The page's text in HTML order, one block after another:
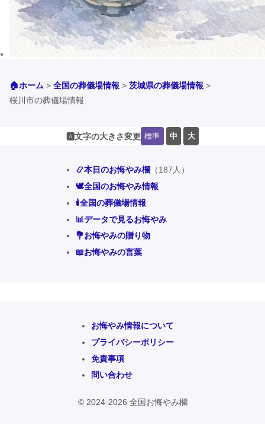
🏠ホーム > 全国の葬儀場情報 > 茨城県の葬儀場情報 >
桜川市の葬儀場情報
🅰️文字の大きさ変更 標準 中 大
📿本日のお悔やみ欄 （187人）
🕊️全国のお悔やみ情報
🕯️全国の葬儀場情報
📊データで見るお悔やみ
💐お悔やみの贈り物
📖お悔やみの言葉
お悔やみ情報について
プライバシーポリシー
免責事項
問い合わせ
© 2024-2026 全国お悔やみ欄